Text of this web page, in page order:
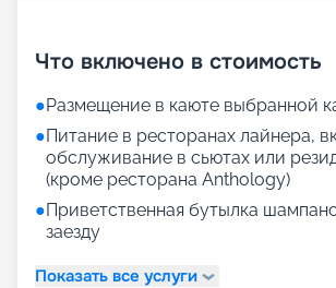
Что включено в стоимость
●Размещение в каюте выбранной
●Питание в ресторанах лайнера,
обслуживание в сьютах или
(кроме ресторана Anthology)
●Приветственная бутылка
заезду
Показать все услуги